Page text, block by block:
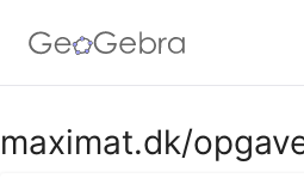
Google Classroom
maximat.dk/